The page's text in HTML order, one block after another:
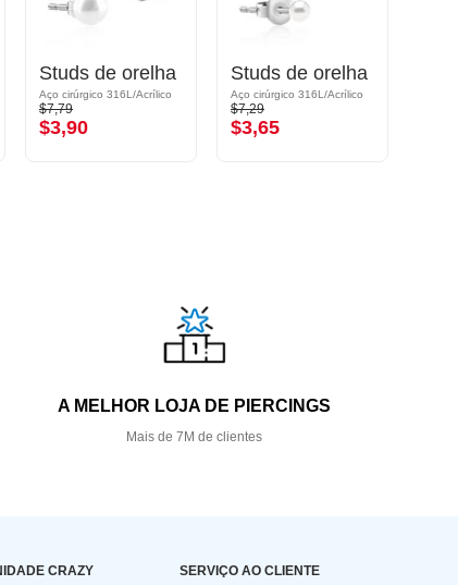
Studs de orelha
Aço cirúrgico 316L/Acrílico
$7,79
$3,90
Studs de orelha
Aço cirúrgico 316L/Acrílico
$7,29
$3,65
A MELHOR LOJA DE PIERCINGS
Mais de 7M de clientes
CRAZY SERVIÇO AO CLIENTE